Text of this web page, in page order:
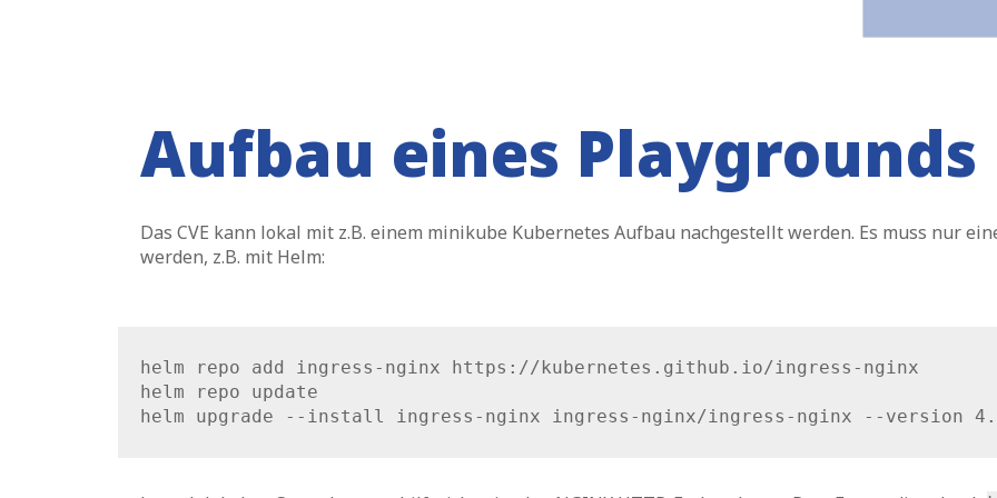
Aufbau eines Playgrounds
Das CVE kann lokal mit z.B. einem minikube Kubernetes Aufbau nachgestellt werden. Es muss nur
werden, z.B. mit Helm:
helm repo add ingress-nginx https://kubernetes.github.io/ingress-nginx
helm repo update
helm upgrade --install ingress-nginx ingress-nginx/ingress-nginx --version